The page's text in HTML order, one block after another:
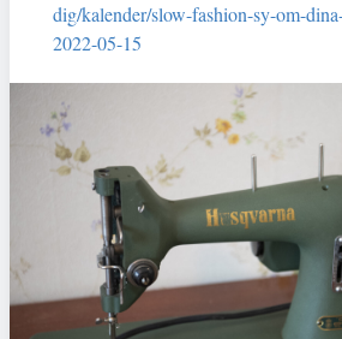
dig/kalender/slow-fashion-sy-om-
2022-05-15